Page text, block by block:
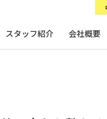
スタッフ紹介 会社概要